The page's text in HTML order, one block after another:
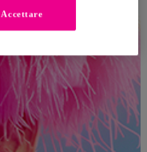
Accettare